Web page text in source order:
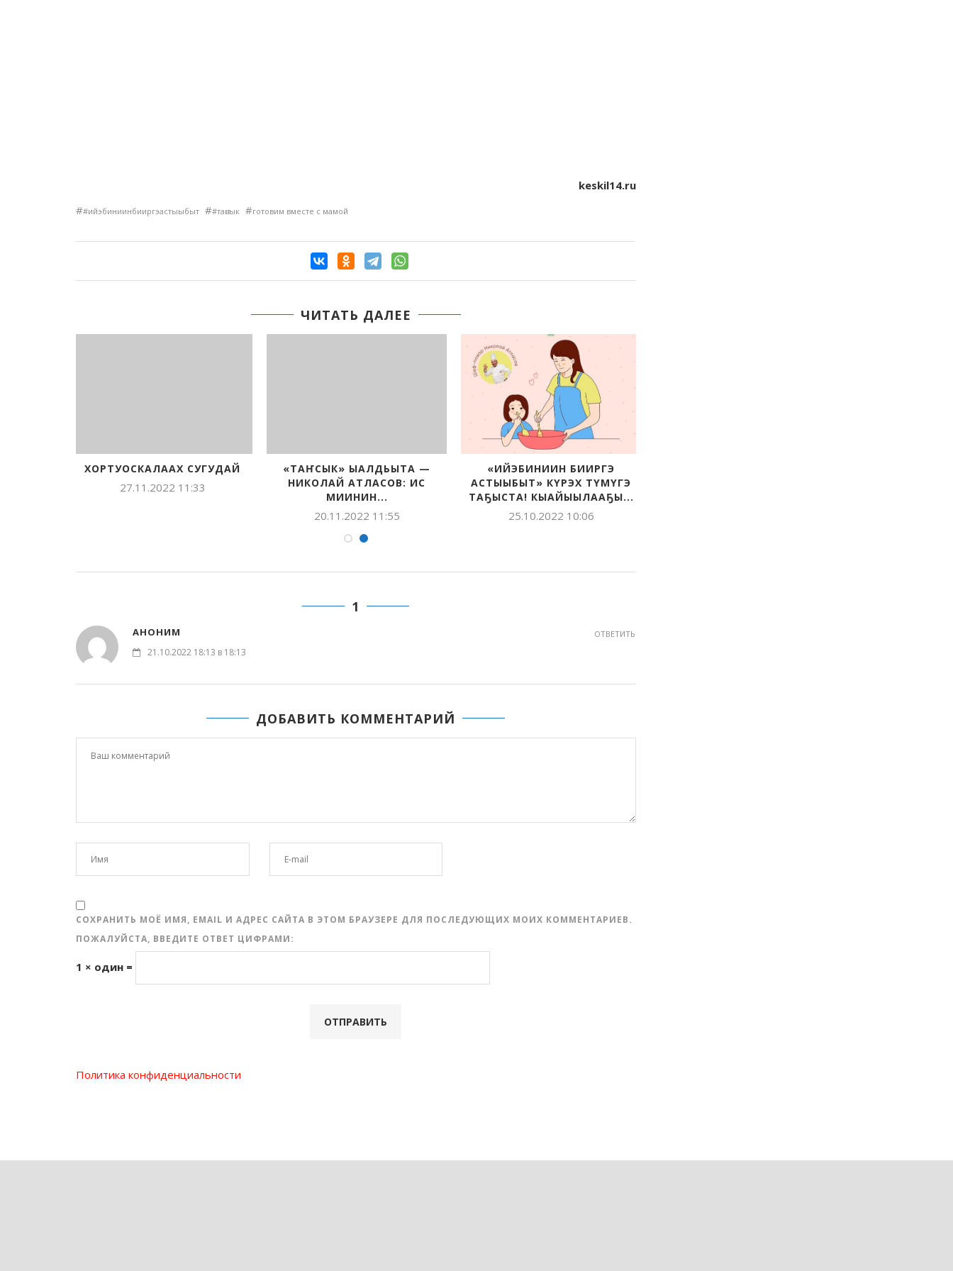
keskil14.ru
##ийэбиниинбииргэастыыбыт ##таҥсык #готовим вместе с мамой
ЧИТАТЬ ДАЛЕЕ
ХОРТУОСКАЛААХ СУГУДАЙ
27.11.2022 11:33
«ТАҤСЫК» ЫАЛДЬЫТА —
НИКОЛАЙ АТЛАСОВ: ИС
МИИНИН...
20.11.2022 11:55
«ИЙЭБИНИИН БИИРГЭ
АСТЫЫБЫТ» КҮРЭХ ТҮМҮГЭ
ТАҔЫСТА! КЫАЙЫЫЛААҔЫ...
25.10.2022 10:06
1
АНОНИМ
21.10.2022 18:13 в 18:13
ОТВЕТИТЬ
ДОБАВИТЬ КОММЕНТАРИЙ
СОХРАНИТЬ МОЁ ИМЯ, EMAIL И АДРЕС САЙТА В ЭТОМ БРАУЗЕРЕ ДЛЯ ПОСЛЕДУЮЩИХ МОИХ КОММЕНТАРИЕВ.
ПОЖАЛУЙСТА, ВВЕДИТЕ ОТВЕТ ЦИФРАМИ:
1 × один =
Политика конфиденциальности